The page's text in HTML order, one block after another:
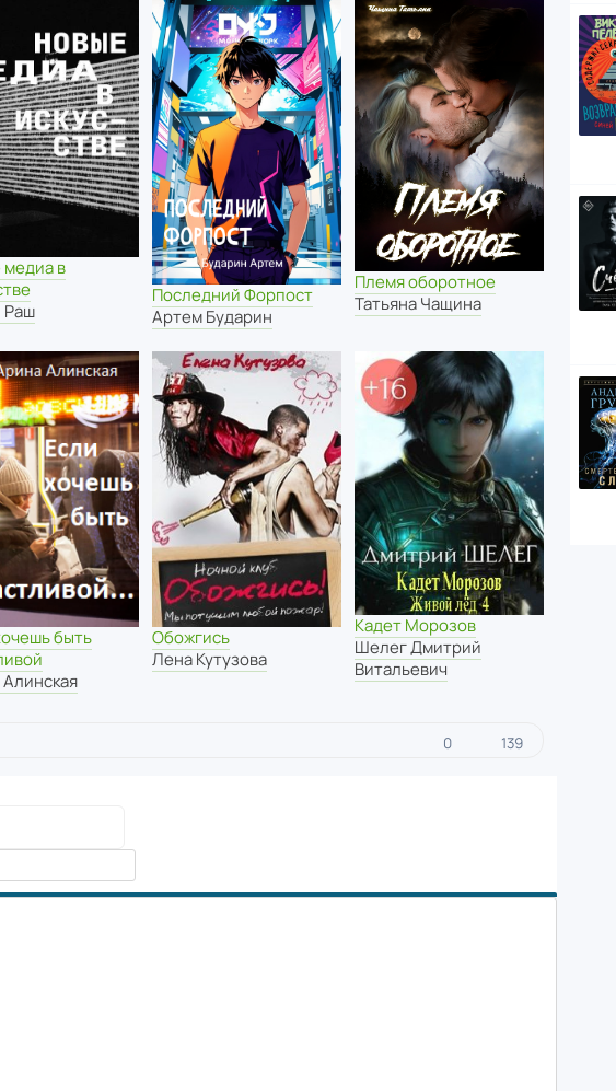
в
Раш
Последний Форпост
Артем Бударин
Племя оборотное
Татьяна Чащина
быть
Обожгись
Лена Кутузова
Кадет Морозов
Шелег Дмитрий
Витальевич
0 139